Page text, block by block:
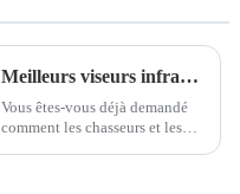
Meilleurs viseurs infrarouges pour chasseurs et professionnels de la tactique en 2025
Vous êtes-vous déjà demandé
comment les chasseurs et les